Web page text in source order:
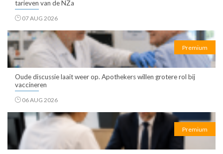
tarieven van de NZa
07 AUG 2026
Premium
Oude discussie laait weer op. Apothekers willen grotere rol bij
vaccineren
06 AUG 2026
Premium